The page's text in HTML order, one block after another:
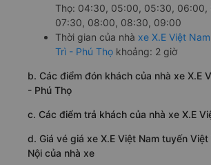
Thọ: 04:30, 05:00, 05:30, 06:00,
07:30, 08:00, 08:30, 09:00
Thời gian của nhà xe X.E Việt
Trì - Phú Thọ khoảng: 2 giờ
b. Các điểm đón khách của nhà xe X.E
- Phú Thọ
c. Các điểm trả khách của nhà xe X.E
d. Giá vé giá xe X.E Việt Nam tuyến
Nội của nhà xe